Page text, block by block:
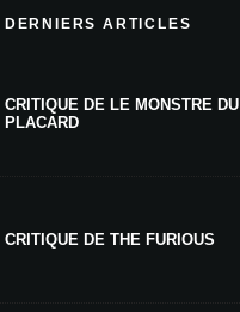
DERNIERS ARTICLES
CRITIQUE DE LE MONSTRE DU
PLACARD
CRITIQUE DE THE FURIOUS